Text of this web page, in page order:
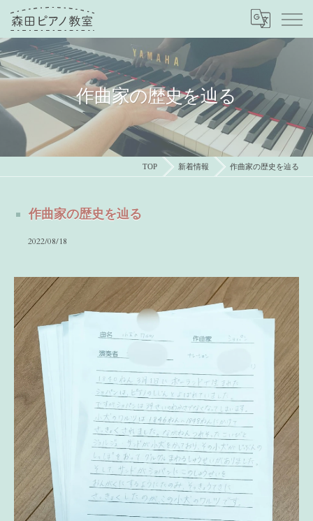
作曲家の歴史を辿る
TOP 新着情報 作曲家の歴史を辿る
作曲家の歴史を辿る
2022/08/18